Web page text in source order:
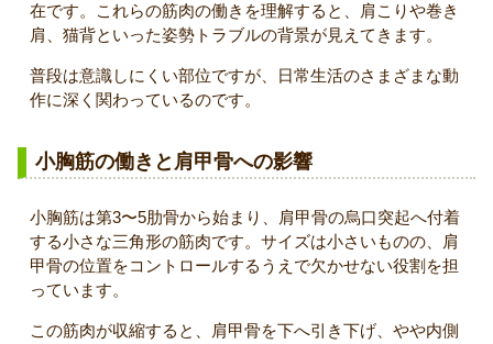
在です。これらの筋肉の働きを理解すると、肩こりや巻き
肩、猫背といった姿勢トラブルの背景が見えてきます。
普段は意識しにくい部位ですが、日常生活のさまざまな動
作に深く関わっているのです。
小胸筋の働きと肩甲骨への影響
小胸筋は第3〜5肋骨から始まり、肩甲骨の烏口突起へ付着
する小さな三角形の筋肉です。サイズは小さいものの、肩
甲骨の位置をコントロールするうえで欠かせない役割を担
っています。
この筋肉が収縮すると、肩甲骨を下へ引き下げ、やや内側